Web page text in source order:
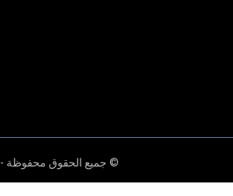
© جميع الحقوق محفوظة - 2010-2024.